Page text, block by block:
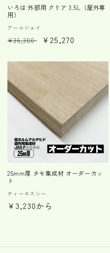
いろは 外部用 クリア 3.5L（屋外専
用）
販
売
アールジェイ
通
価
格
¥36,300
セ
ル
価
格
¥25,270
25mm厚 タモ集成材 オーダーカッ
ト
販
売
ティーエスシー
通
¥3,230から